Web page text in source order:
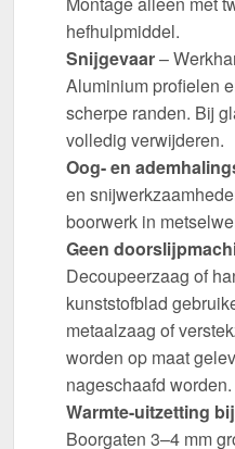
hefhulpmiddel.
Snijgevaar–
Aluminium profielen
scherpe randen. Bij
volledig verwijderen.
Oog- en
en
boorwerk in
Geen
Decoupeerzaag of
kunststofblad
metaalzaag of
worden op maat
nageschaafd worden.
Warmte-uitzetting
Boorgaten 3–4 mm